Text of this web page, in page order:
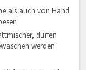
als auch von Hand
dürfen
werden.